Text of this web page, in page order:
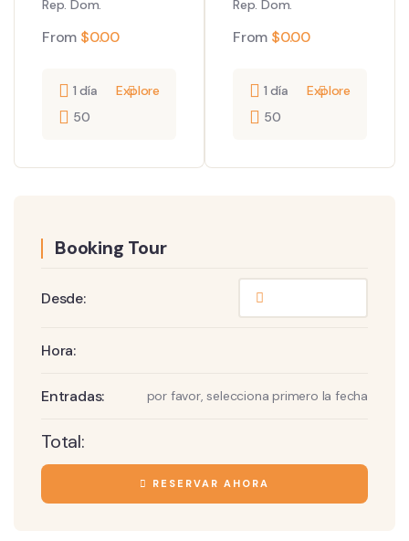
Rep. Dom.
From $0.00
1 día
50
Explore
Rep. Dom.
From $0.00
1 día
50
Explore
Booking Tour
Desde:
Hora:
Entradas: por favor, selecciona primero la fecha
Total:
RESERVAR AHORA